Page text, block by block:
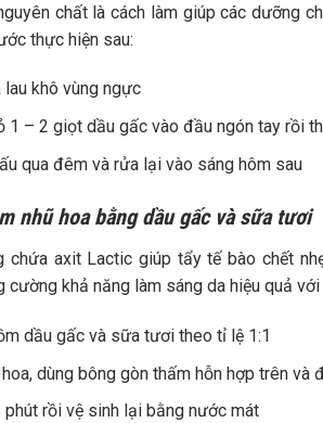
chất là cách làm giúp các dưỡng
thực hiện sau:
khô vùng ngực
1 – 2 giọt dầu gấc vào đầu ngón tay rồi
qua đêm và rửa lại vào sáng hôm sau
nhũ hoa bằng dầu gấc và sữa tươi
chứa axit Lactic giúp tẩy tế bào chết
cường khả năng làm sáng da hiệu quả
dầu gấc và sữa tươi theo tỉ lệ 1:1
dùng bông gòn thấm hỗn hợp trên và
rồi vệ sinh lại bằng nước mát